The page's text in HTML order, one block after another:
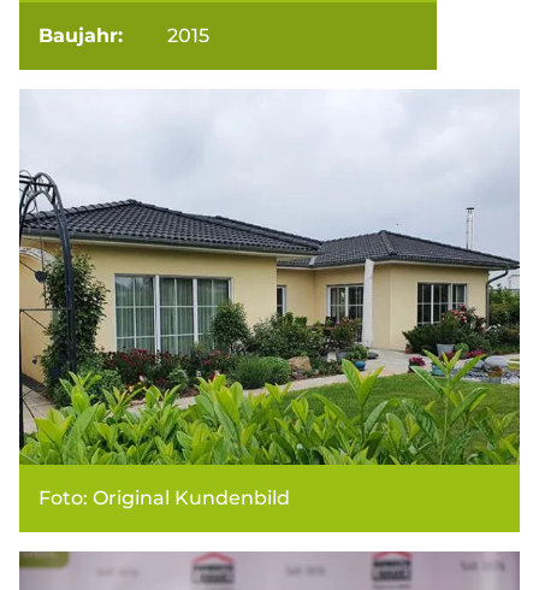
Baujahr: 2015
Foto: Original Kundenbild